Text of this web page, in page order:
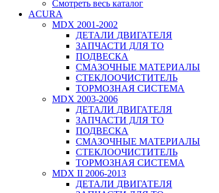
Смотреть весь каталог
ACURA
MDX 2001-2002
ДЕТАЛИ ДВИГАТЕЛЯ
ЗАПЧАСТИ ДЛЯ ТО
ПОДВЕСКА
СМАЗОЧНЫЕ МАТЕРИАЛЫ
СТЕКЛООЧИСТИТЕЛЬ
ТОРМОЗНАЯ СИСТЕМА
MDX 2003-2006
ДЕТАЛИ ДВИГАТЕЛЯ
ЗАПЧАСТИ ДЛЯ ТО
ПОДВЕСКА
СМАЗОЧНЫЕ МАТЕРИАЛЫ
СТЕКЛООЧИСТИТЕЛЬ
ТОРМОЗНАЯ СИСТЕМА
MDX II 2006-2013
ДЕТАЛИ ДВИГАТЕЛЯ